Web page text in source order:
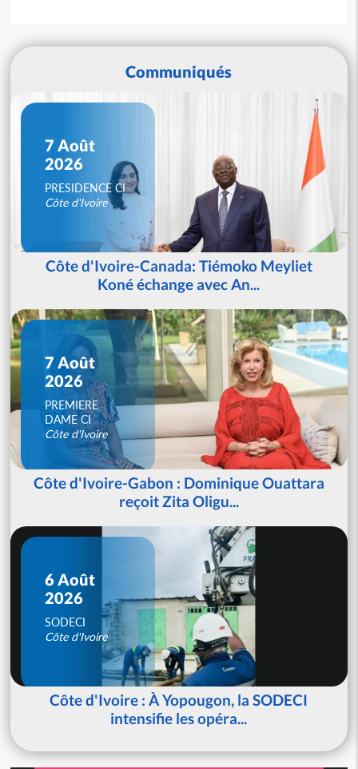
Communiqués
7 Août
2026
PRESIDENCE CI
Côte d'Ivoire
Côte d'Ivoire-Canada: Tiémoko Meyliet
Koné échange avec An...
7 Août
2026
PREMIERE
DAME CI
Côte d'Ivoire
Côte d'Ivoire-Gabon : Dominique Ouattara
reçoit Zita Oligu...
6 Août
2026
SODECI
Côte d'Ivoire
Côte d'Ivoire : À Yopougon, la SODECI
intensifie les opéra...